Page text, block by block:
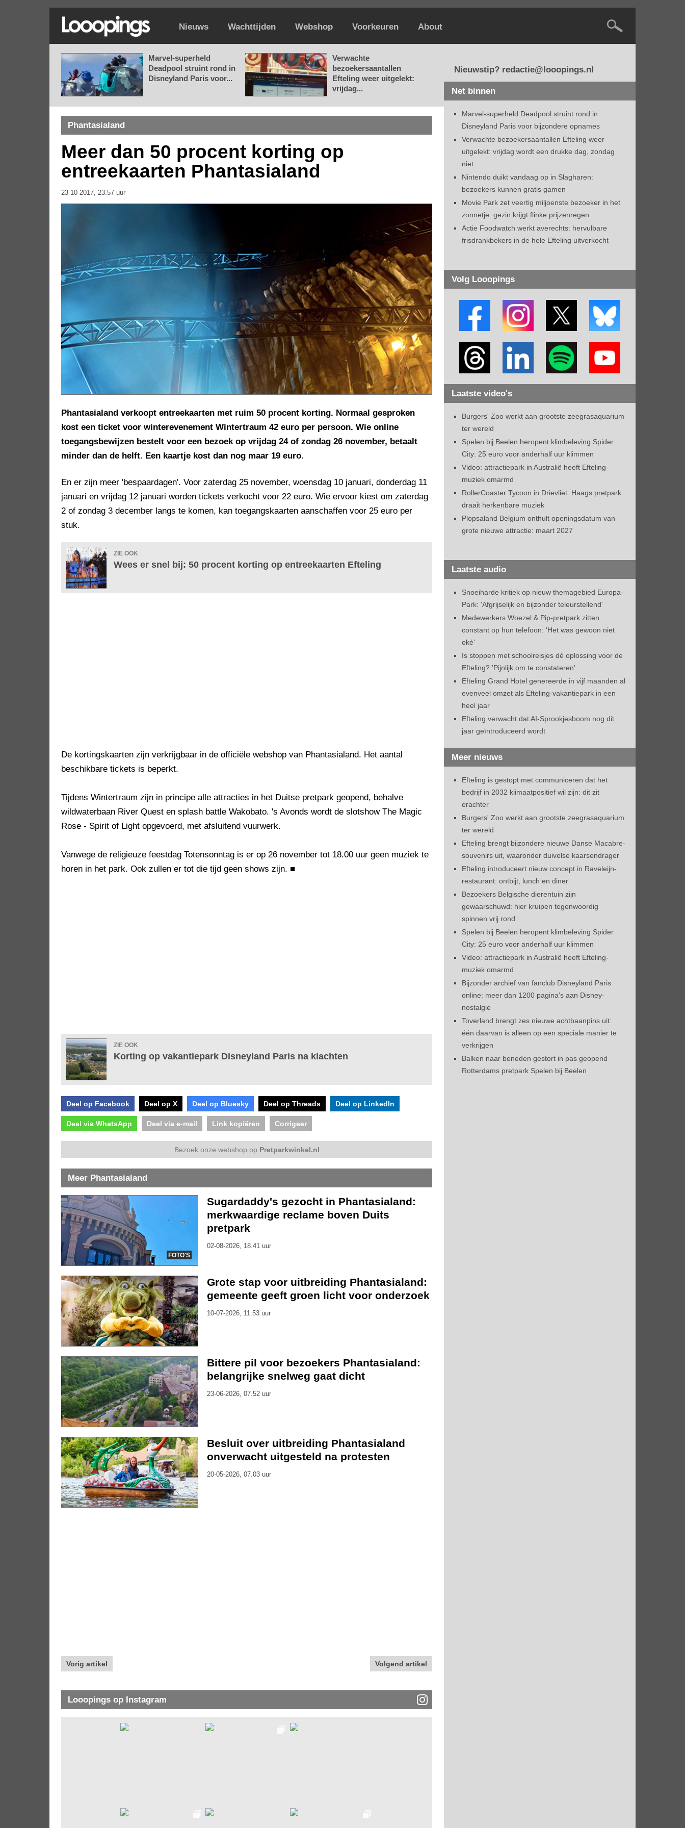
Nieuws Wachttijden Webshop Voorkeuren About
Marvel-superheld
Deadpool struint rond in
Disneyland Paris voor...
Verwachte
bezoekersaantallen
Efteling weer uitgelekt:
vrijdag...
Phantasialand
Meer dan 50 procent korting op
entreekaarten Phantasialand
23-10-2017, 23.57 uur
Phantasialand verkoopt entreekaarten met ruim 50 procent korting. Normaal gesproken
kost een ticket voor winterevenement Wintertraum 42 euro per persoon. Wie online
toegangsbewijzen bestelt voor een bezoek op vrijdag 24 of zondag 26 november, betaalt
minder dan de helft. Een kaartje kost dan nog maar 19 euro.
En er zijn meer 'bespaardagen'. Voor zaterdag 25 november, woensdag 10 januari, donderdag 11
januari en vrijdag 12 januari worden tickets verkocht voor 22 euro. Wie ervoor kiest om zaterdag
2 of zondag 3 december langs te komen, kan toegangskaarten aanschaffen voor 25 euro per
stuk.
ZIE OOK
Wees er snel bij: 50 procent korting op entreekaarten Efteling
De kortingskaarten zijn verkrijgbaar in de officiële webshop van Phantasialand. Het aantal
beschikbare tickets is beperkt.
Tijdens Wintertraum zijn in principe alle attracties in het Duitse pretpark geopend, behalve
wildwaterbaan River Quest en splash battle Wakobato. 's Avonds wordt de slotshow The Magic
Rose - Spirit of Light opgevoerd, met afsluitend vuurwerk.
Vanwege de religieuze feestdag Totensonntag is er op 26 november tot 18.00 uur geen muziek te
horen in het park. Ook zullen er tot die tijd geen shows zijn. ■
ZIE OOK
Korting op vakantiepark Disneyland Paris na klachten
Deel op Facebook Deel op X Deel op Bluesky Deel op Threads Deel op LinkedIn
Deel via WhatsApp Deel via e-mail Link kopiëren Corrigeer
Bezoek onze webshop op Pretparkwinkel.nl
Meer Phantasialand
FOTO'S
Sugardaddy's gezocht in Phantasialand:
merkwaardige reclame boven Duits
pretpark
02-08-2026, 18.41 uur
Grote stap voor uitbreiding Phantasialand:
gemeente geeft groen licht voor onderzoek
10-07-2026, 11.53 uur
Bittere pil voor bezoekers Phantasialand:
belangrijke snelweg gaat dicht
23-06-2026, 07.52 uur
Besluit over uitbreiding Phantasialand
onverwacht uitgesteld na protesten
20-05-2026, 07.03 uur
Vorig artikel Volgend artikel
Looopings op Instagram
Nieuwstip? redactie@looopings.nl
Net binnen
Marvel-superheld Deadpool struint rond in
Disneyland Paris voor bijzondere opnames
Verwachte bezoekersaantallen Efteling weer
uitgelekt: vrijdag wordt een drukke dag, zondag
niet
Nintendo duikt vandaag op in Slagharen:
bezoekers kunnen gratis gamen
Movie Park zet veertig miljoenste bezoeker in het
zonnetje: gezin krijgt flinke prijzenregen
Actie Foodwatch werkt averechts: hervulbare
frisdrankbekers in de hele Efteling uitverkocht
Volg Looopings
Laatste video's
Burgers' Zoo werkt aan grootste zeegrasaquarium
ter wereld
Spelen bij Beelen heropent klimbeleving Spider
City: 25 euro voor anderhalf uur klimmen
Video: attractiepark in Australië heeft Efteling-
muziek omarmd
RollerCoaster Tycoon in Drievliet: Haags pretpark
draait herkenbare muziek
Plopsaland Belgium onthult openingsdatum van
grote nieuwe attractie: maart 2027
Laatste audio
Snoeiharde kritiek op nieuw themagebied Europa-
Park: 'Afgrijselijk en bijzonder teleurstellend'
Medewerkers Woezel & Pip-pretpark zitten
constant op hun telefoon: 'Het was gewoon niet
oké'
Is stoppen met schoolreisjes dé oplossing voor de
Efteling? 'Pijnlijk om te constateren'
Efteling Grand Hotel genereerde in vijf maanden al
evenveel omzet als Efteling-vakantiepark in een
heel jaar
Efteling verwacht dat AI-Sprookjesboom nog dit
jaar geïntroduceerd wordt
Meer nieuws
Efteling is gestopt met communiceren dat het
bedrijf in 2032 klimaatpositief wil zijn: dit zit
erachter
Burgers' Zoo werkt aan grootste zeegrasaquarium
ter wereld
Efteling brengt bijzondere nieuwe Danse Macabre-
souvenirs uit, waaronder duivelse kaarsendrager
Efteling introduceert nieuw concept in Raveleijn-
restaurant: ontbijt, lunch en diner
Bezoekers Belgische dierentuin zijn
gewaarschuwd: hier kruipen tegenwoordig
spinnen vrij rond
Spelen bij Beelen heropent klimbeleving Spider
City: 25 euro voor anderhalf uur klimmen
Video: attractiepark in Australië heeft Efteling-
muziek omarmd
Bijzonder archief van fanclub Disneyland Paris
online: meer dan 1200 pagina's aan Disney-
nostalgie
Toverland brengt zes nieuwe achtbaanpins uit:
één daarvan is alleen op een speciale manier te
verkrijgen
Balken naar beneden gestort in pas geopend
Rotterdams pretpark Spelen bij Beelen